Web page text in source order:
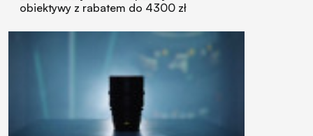
obiektywy z rabatem do 4300 zł